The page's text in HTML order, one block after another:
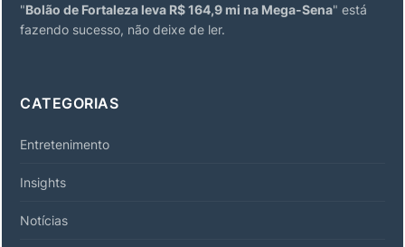
"Bolão de Fortaleza leva R$ 164,9 mi na Mega-Sena" está
fazendo sucesso, não deixe de ler.
CATEGORIAS
Entretenimento
Insights
Notícias